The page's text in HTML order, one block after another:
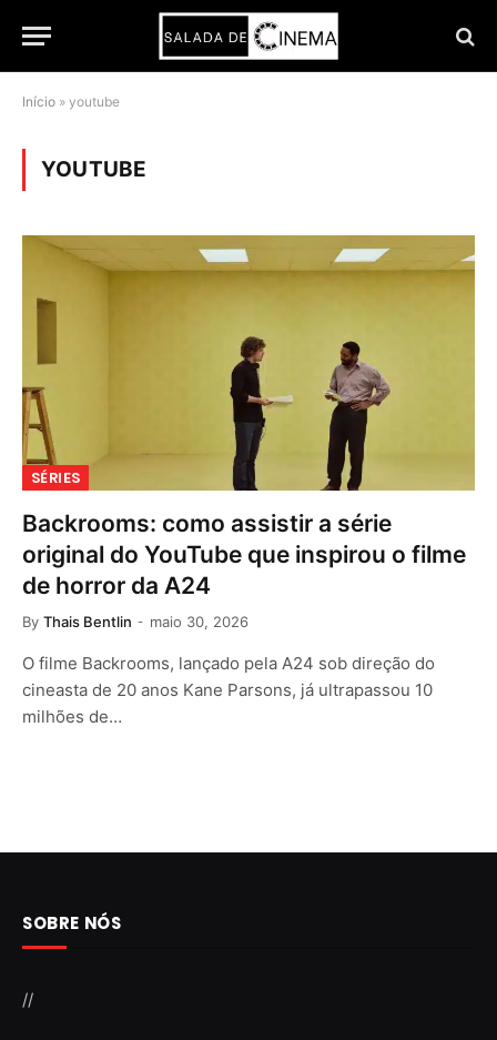
Início » youtube
YOUTUBE
SÉRIES
Backrooms: como assistir a série
original do YouTube que inspirou o filme
de horror da A24
By Thais Bentlin maio 30, 2026
O filme Backrooms, lançado pela A24 sob direção do
cineasta de 20 anos Kane Parsons, já ultrapassou 10
milhões de…
SOBRE NÓS
//